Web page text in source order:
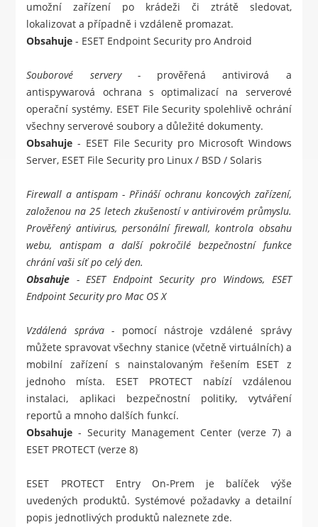
umožní zařízení po krádeži či ztrátě sledovat,
lokalizovat a případně i vzdáleně promazat.
Obsahuje - ESET Endpoint Security pro Android
Souborové servery - prověřená antivirová a
antispywarová ochrana s optimalizací na serverové
operační systémy. ESET File Security spolehlivě ochrání
všechny serverové soubory a důležité dokumenty.
Obsahuje - ESET File Security pro Microsoft Windows
Server, ESET File Security pro Linux / BSD / Solaris
Firewall a antispam - Přináší ochranu koncových zařízení,
založenou na 25 letech zkušeností v antivirovém průmyslu.
Prověřený antivirus, personální firewall, kontrola obsahu
webu, antispam a další pokročilé bezpečnostní funkce
chrání vaši síť po celý den.
Obsahuje - ESET Endpoint Security pro Windows, ESET
Endpoint Security pro Mac OS X
Vzdálená správa - pomocí nástroje vzdálené správy
můžete spravovat všechny stanice (včetně virtuálních) a
mobilní zařízení s nainstalovaným řešením ESET z
jednoho místa. ESET PROTECTnabízí vzdálenou
instalaci, aplikaci bezpečnostní politiky, vytváření
reportů a mnoho dalších funkcí.
Obsahuje - Security Management Center (verze 7) a
ESET PROTECT (verze 8)
ESET PROTECT Entry On-Prem je balíček výše
uvedených produktů. Systémové požadavky a detailní
popis jednotlivých produktů naleznetezde.